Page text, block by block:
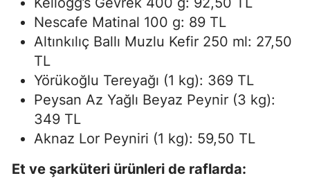
Nescafe Matinal 100 g: 89 TL
Altınkılıç Ballı Muzlu Kefir 250 ml: 27,50
TL
Yörükoğlu Tereyağı (1 kg): 369 TL
Peysan Az Yağlı Beyaz Peynir (3 kg):
349 TL
Aknaz Lor Peyniri (1 kg): 59,50 TL
Et ve şarküteri ürünleri de raflarda: